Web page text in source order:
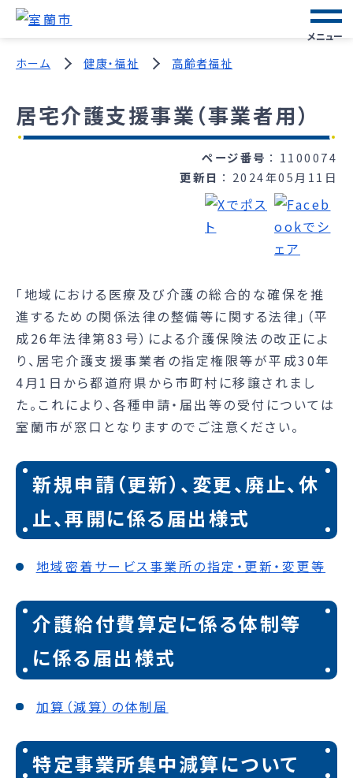
メニュー
ホーム 健康・福祉 高齢者福祉
居宅介護支援事業（事業者用）
ページ番号
1100074
更新日
2024年05月11日
「地域における医療及び介護の総合的な確保を推
進するための関係法律の整備等に関する法律」（平
成26年法律第83号）による介護保険法の改正によ
り、居宅介護支援事業者の指定権限等が平成30年
4月1日から都道府県から市町村に移譲されまし
た。これにより、各種申請・届出等の受付については
室蘭市が窓口となりますのでご注意ください。
新規申請（更新）、変更、廃止、休
止、再開に係る届出様式
地域密着サービス事業所の指定・更新・変更等
介護給付費算定に係る体制等
に係る届出様式
加算（減算）の体制届
特定事業所集中減算について